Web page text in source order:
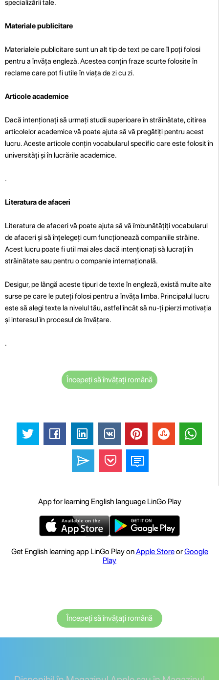
specializării tale.
Materiale publicitare
Materialele publicitare sunt un alt tip de text pe care îl poți folosi
pentru a învăța engleză. Acestea conțin fraze scurte folosite în
reclame care pot fi utile în viața de zi cu zi.
Articole academice
Dacă intenționați să urmați studii superioare în străinătate, citirea
articolelor academice vă poate ajuta să vă pregătiți pentru acest
lucru. Aceste articole conțin vocabularul specific care este folosit în
universități și în lucrările academice.
.
Literatura de afaceri
Literatura de afaceri vă poate ajuta să vă îmbunătățiți vocabularul
de afaceri și să înțelegeți cum funcționează companiile străine.
Acest lucru poate fi util mai ales dacă intenționați să lucrați în
străinătate sau pentru o companie internațională.
Desigur, pe lângă aceste tipuri de texte în engleză, există multe alte
surse pe care le puteți folosi pentru a învăța limba. Principalul lucru
este să alegi texte la nivelul tău, astfel încât să nu-ți pierzi motivația
și interesul în procesul de învățare.
.
Începeți să învățați română
App for learning English language LinGo Play
Get English learning app LinGo Play onApple StoreorGoogle
Play
Începeți să învățați română